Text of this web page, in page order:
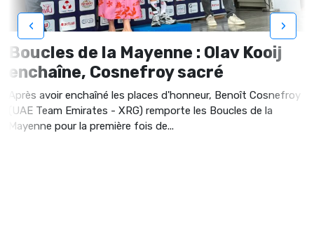
Boucles de la Mayenne : Olav Kooij
enchaîne, Cosnefroy sacré
Après avoir enchaîné les places d'honneur, Benoît Cosnefroy
(UAE Team Emirates - XRG) remporte les Boucles de la
Mayenne pour la première fois de...
‹ ›